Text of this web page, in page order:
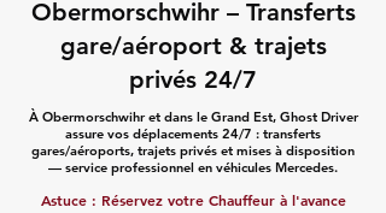
Obermorschwihr – Transferts
gare/aéroport & trajets
privés 24/7
À Obermorschwihr et dans le Grand Est, Ghost Driver
assure vos déplacements 24/7 : transferts
gares/aéroports, trajets privés et mises à disposition
— service professionnel en véhicules Mercedes.
Astuce : Réservez votre Chauffeur à l'avance